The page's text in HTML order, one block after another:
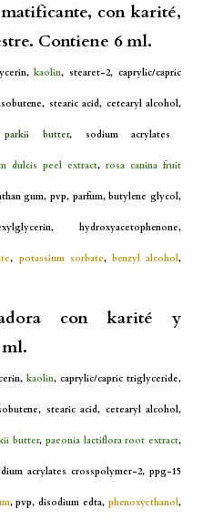
con karité,
Contiene 6 ml.
kaolin, stearet-2, caprylic/capric
stearic acid, cetearyl alcohol,
parkii butter, sodium acrylates
dulcis peel extract, rosa canina fruit
gum, pvp, parfum, butylene glycol,
hydroxyacetophenone,
, potassium sorbate, benzyl alcohol,
con karité y
kaolin, caprylic/capric triglyceride,
stearic acid, cetearyl alcohol,
butter, paeonia lactiflora root extract,
acrylates crosspolymer-2, ppg-15
, pvp, disodium edta, phenoxyethanol,